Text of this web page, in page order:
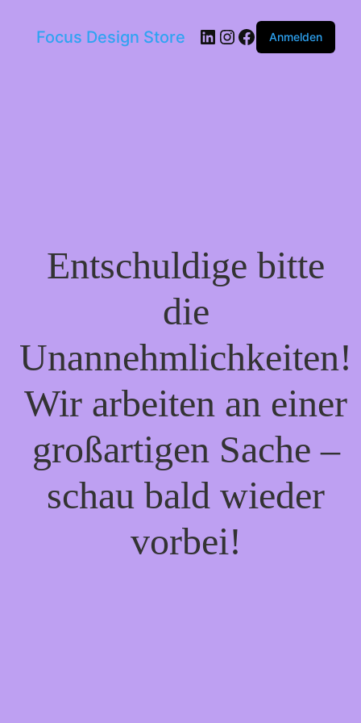
Focus Design Store LinkedIn
Instagram
Facebook
Anmelden
Entschuldige bitte
die
Unannehmlichkeiten!
Wir arbeiten an einer
großartigen Sache –
schau bald wieder
vorbei!